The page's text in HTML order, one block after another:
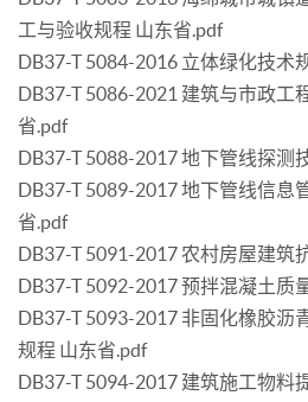
工与验收规程 山东省.pdf
DB37-T 5084-2016 立体绿化技术
DB37-T 5086-2021 建筑与市政工
省.pdf
DB37-T 5088-2017 地下管线探测
DB37-T 5089-2017 地下管线信息
省.pdf
DB37-T 5091-2017 农村房屋建筑
DB37-T 5092-2017 预拌混凝土质
DB37-T 5093-2017 非固化橡胶沥
规程 山东省.pdf
DB37-T 5094-2017 建筑施工物料